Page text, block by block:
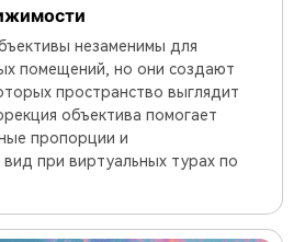
незаменимы для
помещений, но они создают
пространство выглядит
объектива помогает
пропорции и
при виртуальных турах по